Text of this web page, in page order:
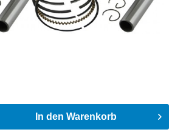
In den Warenkorb